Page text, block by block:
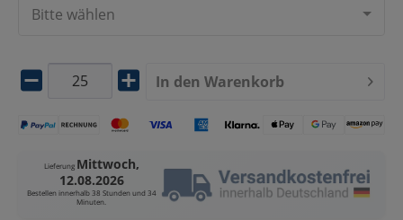
Lieferung Mittwoch,
12.08.2026
Bestellen innerhalb38 Stunden und 34
Minuten.
Bitte wählen
In den Warenkorb